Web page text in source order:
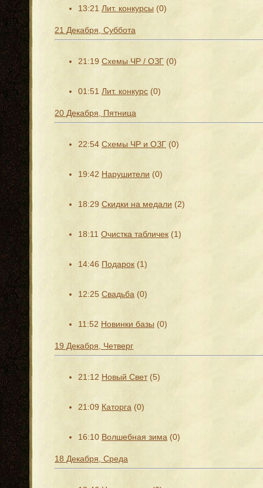
13:21 Лит. конкурсы (0)
21 Декабря, Суббота
21:19 Схемы ЧР / ОЗГ (0)
01:51 Лит. конкурс (0)
20 Декабря, Пятница
22:54 Схемы ЧР и ОЗГ (0)
19:42 Нарушители (0)
18:29 Скидки на медали (2)
18:11 Очистка табличек (1)
14:46 Подарок (1)
12:25 Свадьба (0)
11:52 Новинки базы (0)
19 Декабря, Четверг
21:12 Новый Свет (5)
21:09 Каторга (0)
16:10 Волшебная зима (0)
18 Декабря, Среда